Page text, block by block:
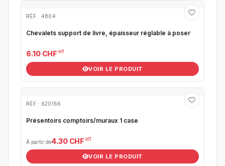
RÉF : 4804
Chevalets support de livre, épaisseur réglable à poser
6.10 CHF HT
VOIR LE PRODUIT
RÉF : 620166
Présentoirs comptoirs/muraux 1 case
À partir de4.30 CHF HT
VOIR LE PRODUIT